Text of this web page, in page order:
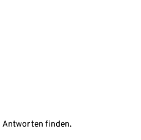
Antworten finden.